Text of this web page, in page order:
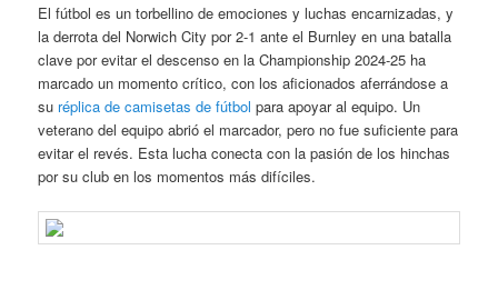
El fútbol es un torbellino de emociones y luchas encarnizadas, y
la derrota del Norwich City por 2-1 ante el Burnley en una batalla
clave por evitar el descenso en la Championship 2024-25 ha
marcado un momento crítico, con los aficionados aferrándose a
su réplica de camisetas de fútbol para apoyar al equipo. Un
veterano del equipo abrió el marcador, pero no fue suficiente para
evitar el revés. Esta lucha conecta con la pasión de los hinchas
por su club en los momentos más difíciles.